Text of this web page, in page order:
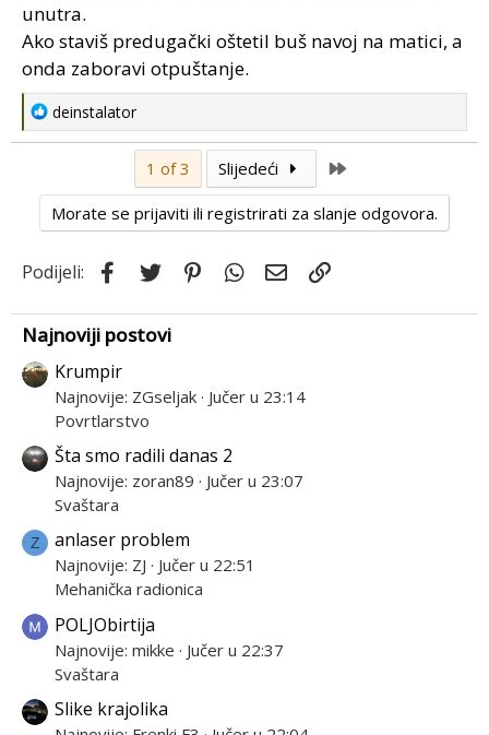
unutra.
Ako staviš predugački oštetil buš navoj na matici, a
onda zaboravi otpuštanje.
R
e
t
i
n
:
deinstalator
1 of 3 Slijedeći
Morate se prijaviti ili registrirati za slanje odgovora.
Podijeli: Facebook
Twitter PinterestWhatsApp
Email
Najnoviji postovi
Krumpir
Najnovije: ZGseljak Jučer u 23:14
Povrtlarstvo
Šta smo radili danas 2
Najnovije: zoran89
Jučer u 23:07
Svaštara
Z anlaser problem
Najnovije: ZJ
Jučer u 22:51
Mehanička radionica
POLJObirtija
Najnovije: mikke
Jučer u 22:37
Svaštara
Slike krajolika